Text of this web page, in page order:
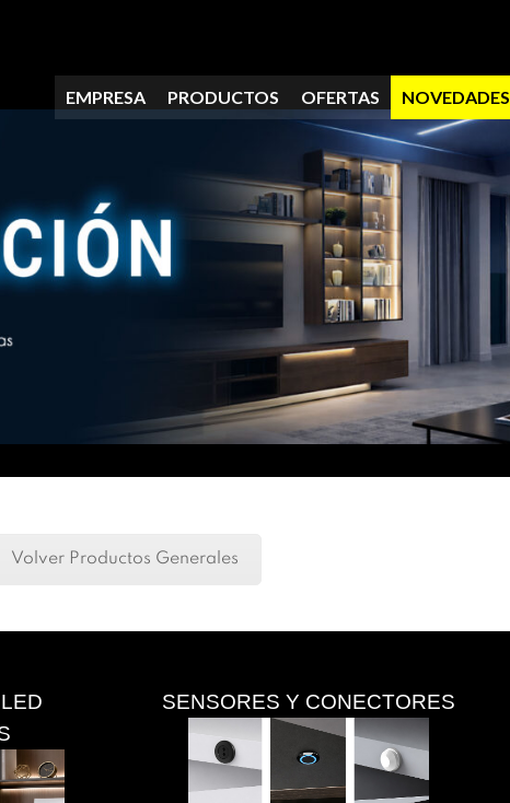
EMPRESA PRODUCTOS OFERTAS NOVEDADES
Volver Productos Generales
SENSORES Y CONECTORES